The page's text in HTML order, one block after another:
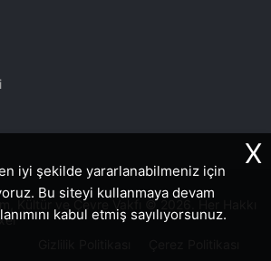
Kültür ve Çevre Vakfı © 2026. Her Hakkı
iyi şekilde yararlanabilmeniz için
Bu siteyi kullanmaya devam
kabul etmiş sayılıyorsunuz.
X